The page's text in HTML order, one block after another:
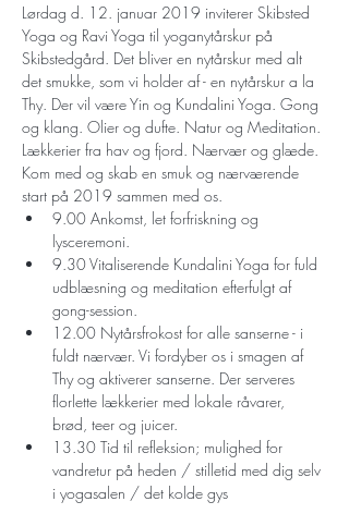
Lørdag d. 12. januar 2019 inviterer Skibsted
Yoga og Ravi Yoga til yoganytårskur på
Skibstedgård. Det bliver en nytårskur med alt
det smukke, som vi holder af - en nytårskur a la
Thy. Der vil være Yin og Kundalini Yoga. Gong
og klang. Olier og dufte. Natur og Meditation.
Lækkerier fra hav og fjord. Nærvær og glæde.
Kom med og skab en smuk og nærværende
9.00 Ankomst, let forfriskning og
lysceremoni.
9.30 Vitaliserende Kundalini Yoga for fuld
udblæsning og meditation efterfulgt af
gong-session.
12.00 Nytårsfrokost for alle sanserne - i
fuldt nærvær. Vi fordyber os i smagen af
Thy og aktiverer sanserne. Der serveres
florlette lækkerier med lokale råvarer,
13.30 Tid til refleksion; mulighed for
vandretur på heden / stilletid med dig selv